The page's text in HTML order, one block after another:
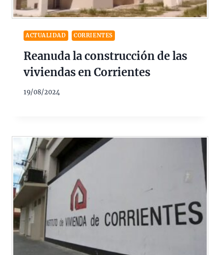
ACTUALIDAD CORRIENTES
Reanuda la construcción de las
viviendas en Corrientes
19/08/2024